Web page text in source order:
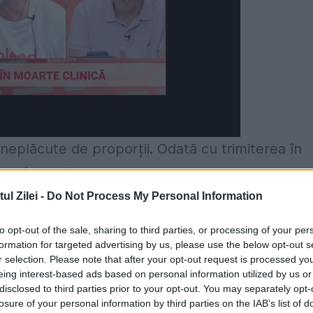
Zilei - Do Not Process My Personal Information
opt-out of the sale, sharing to third parties, or processing of your
for targeted advertising by us, please use the below opt-out
selection. Please note that after your opt-out request is processed
interest-based ads based on personal information utilized by us
to third parties prior to your opt-out. You may separately
of your personal information by third parties on the IAB’s list of
de proporții. Odată cu trimiterea în
Vâlcov, în spațiul public a apărut informația
în fața procurorilor că lucrările publice de la
Berna, Tehnologica Radion. Mai mult, un
publice de sute de milioane de lei ar